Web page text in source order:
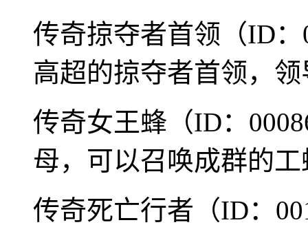
传奇掠夺者首领（ID
高超的掠夺者首领，
传奇女王蜂（ID：
母，可以召唤成群的
传奇死亡行者（ID：